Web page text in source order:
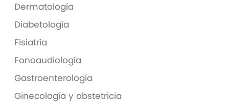
Dermatología
Diabetología
Fisiatría
Fonoaudiología
Gastroenterología
Ginecología y obstetricia